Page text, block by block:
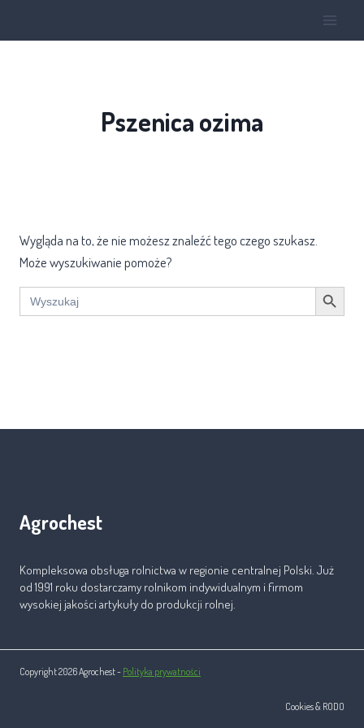
Pszenica ozima
Wygląda na to, że nie możesz znaleźć tego czego szukasz.
Może wyszukiwanie pomoże?
Search
for:
Search Button
Agrochest
Kompleksowa obsługa rolnictwa w regionie centralnej Polski. Już
od 1991 roku dostarczamy rolnikom indywidualnym i firmom
wysokiej jakości artykuły do produkcji rolnej.
Copyright 2026 Agrochest - Polityka prywatności
Cookies & RODO